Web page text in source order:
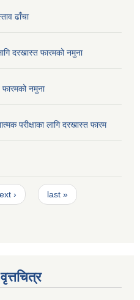
ढाँचा
दरखास्त फारमको नमुना
नमुना
परीक्षाका लागि दरखास्त फारम
› last »